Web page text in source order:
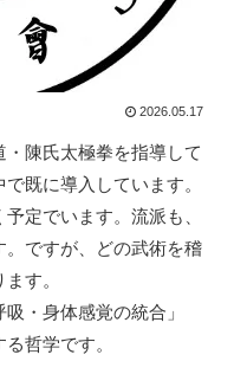
2026.05.17
陳氏太極拳を指導して
既に導入しています。
定でいます。流派も、
ですが、どの武術を稽
す。
・身体感覚の統合」
哲学です。